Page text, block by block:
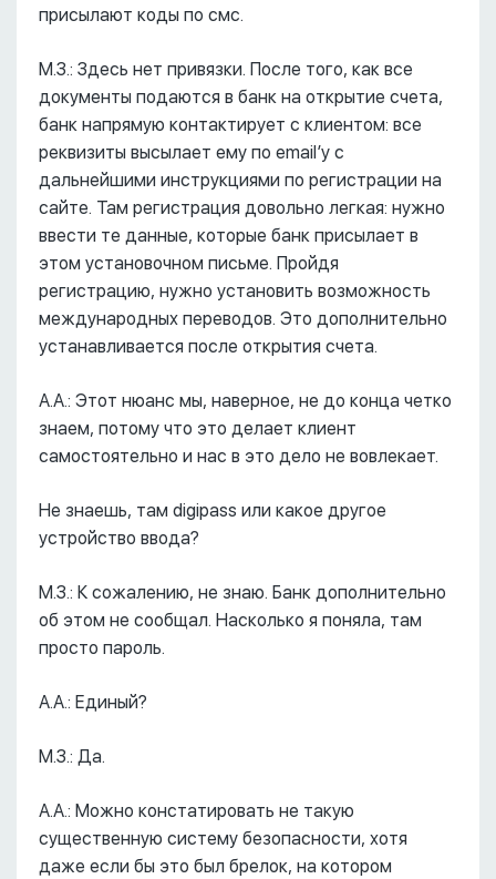
присылают коды по смс.
М.З.: Здесь нет привязки. После того, как все
документы подаются в банк на открытие счета,
банк напрямую контактирует с клиентом: все
реквизиты высылает ему по email’у с
дальнейшими инструкциями по регистрации на
сайте. Там регистрация довольно легкая: нужно
ввести те данные, которые банк присылает в
этом установочном письме. Пройдя
регистрацию, нужно установить возможность
международных переводов. Это дополнительно
устанавливается после открытия счета.
А.А.: Этот нюанс мы, наверное, не до конца четко
знаем, потому что это делает клиент
самостоятельно и нас в это дело не вовлекает.
Не знаешь, там digipass или какое другое
устройство ввода?
М.З.: К сожалению, не знаю. Банк дополнительно
об этом не сообщал. Насколько я поняла, там
просто пароль.
А.А.: Единый?
М.З.: Да.
А.А.: Можно констатировать не такую
существенную систему безопасности, хотя
даже если бы это был брелок, на котором